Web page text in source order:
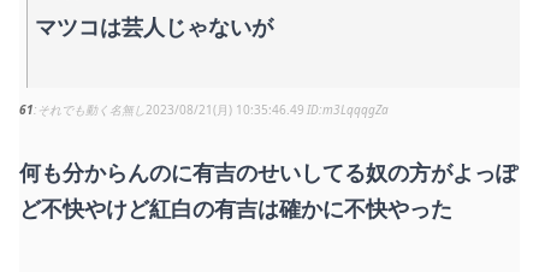
マツコは芸人じゃないが
61 それでも動く名無し 2023/08/21(月) 10:35:46.49 m3LqqqgZa
何も分からんのに有吉のせいしてる奴の方がよっぽ
ど不快やけど紅白の有吉は確かに不快やった